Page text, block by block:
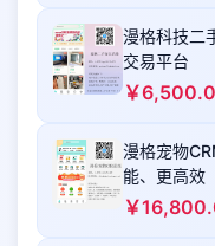
漫格科技二
交易平台
￥
漫格宠物
能、更高效
￥